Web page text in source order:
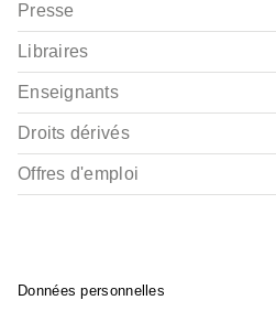
Presse
Libraires
Enseignants
Droits dérivés
Offres d'emploi
Données personnelles